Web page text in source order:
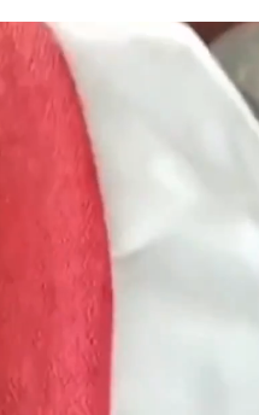
Kendaraan Suzuki putih jatuh
November.
Tiga orang
dari jembatan yang belum
gagal memperbarui
peringatan di jembatan
CNBC Indonesia, Rabu (27/